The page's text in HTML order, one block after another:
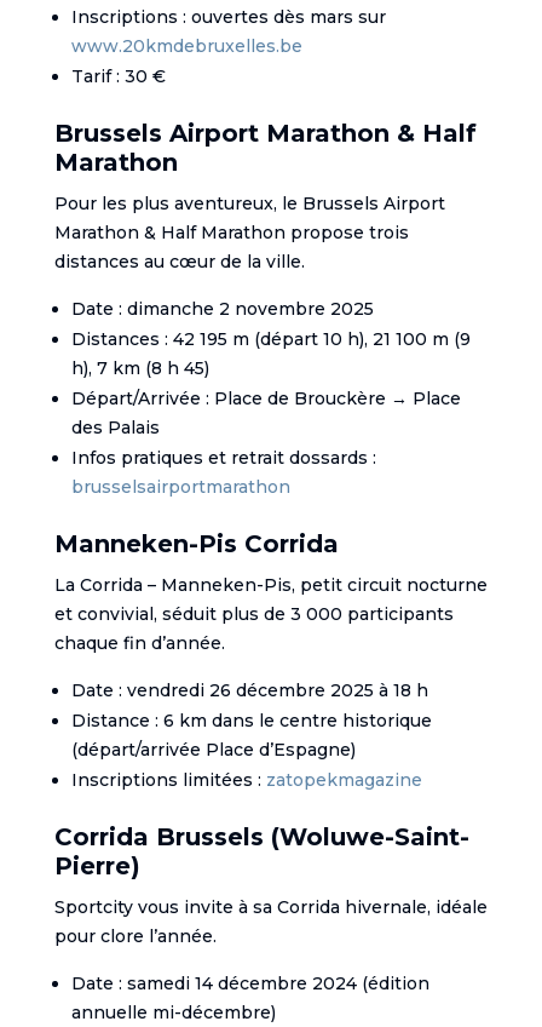
Inscriptions : ouvertes dès mars sur
www.20kmdebruxelles.be
Tarif : 30 €
Brussels Airport Marathon & Half
Marathon
Pour les plus aventureux, le Brussels Airport
Marathon & Half Marathon propose trois
distances au cœur de la ville.
Date : dimanche 2 novembre 2025
Distances : 42 195 m (départ 10 h), 21 100 m (9
h), 7 km (8 h 45)
Départ/Arrivée : Place de Brouckère → Place
des Palais
Infos pratiques et retrait dossards :
brusselsairportmarathon
Manneken-Pis Corrida
La Corrida – Manneken-Pis, petit circuit nocturne
et convivial, séduit plus de 3 000 participants
chaque fin d’année.
Date : vendredi 26 décembre 2025 à 18 h
Distance : 6 km dans le centre historique
(départ/arrivée Place d’Espagne)
Inscriptions limitées : zatopekmagazine
Corrida Brussels (Woluwe-Saint-
Pierre)
Sportcity vous invite à sa Corrida hivernale, idéale
pour clore l’année.
Date : samedi 14 décembre 2024 (édition
annuelle mi-décembre)